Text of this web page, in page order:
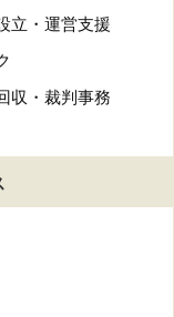
立・運営支援
収・裁判事務